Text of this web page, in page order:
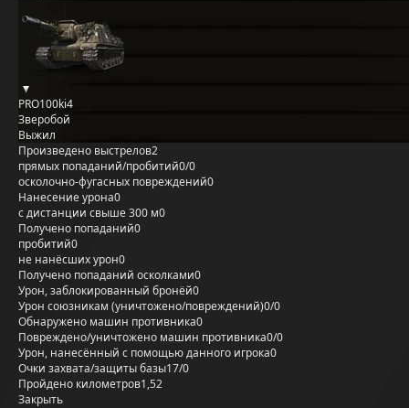
PRO100ki4
Зверобой
Выжил
Произведено выстрелов2
прямых попаданий/пробитий0/0
осколочно-фугасных повреждений0
Нанесение урона0
с дистанции свыше 300 м0
Получено попаданий0
пробитий0
не нанёсших урон0
Получено попаданий осколками0
Урон, заблокированный бронёй0
Урон союзникам (уничтожено/повреждений)0/0
Обнаружено машин противника0
Повреждено/уничтожено машин противника0/0
Урон, нанесённый с помощью данного игрока0
Очки захвата/защиты базы17/0
Пройдено километров1,52
Закрыть